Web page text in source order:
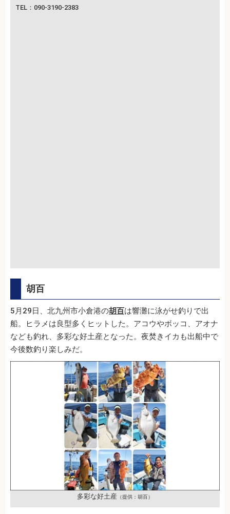
TEL：090-3190-2383
胡百
5月29日、北九州市小倉港の胡百は響灘に泳がせ釣りで出
船。ヒラメは良型多くヒットした。アコウやボッコ、アオナ
なども釣れ、多彩な好土産となった。夜焚きイカも出船中で
今後数釣り楽しみだ。
多彩な好土産 （提供：胡百）